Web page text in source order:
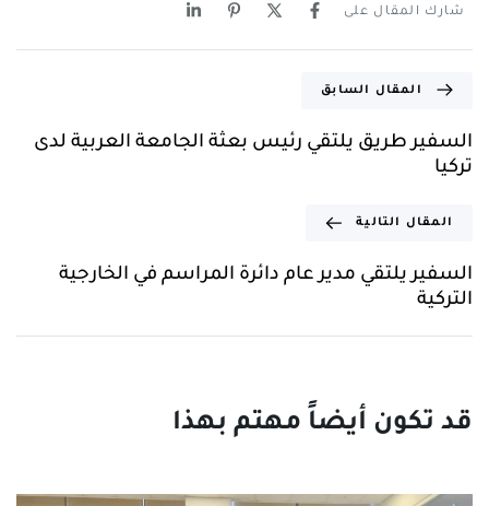
شارك المقال على
المقال السابق
السفير طريق يلتقي رئيس بعثة الجامعة العربية لدى
تركيا
المقال التالية
السفير يلتقي مدير عام دائرة المراسم في الخارجية
التركية